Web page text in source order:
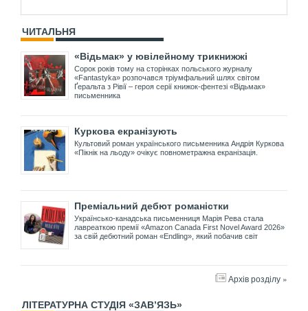
ЧИТАЛЬНЯ
«Відьмак» у ювілейному трикнижжі
Сорок років тому на сторінках польського журналу
«Fantastyka» розпочався тріумфальний шлях світом
Ґеральта з Рівії – героя серії книжок-фентезі «Відьмак»
письменника
Куркова екранізують
Культовий роман українського письменника Андрія Куркова
«Пікнік на льоду» очікує повнометражна екранізація.
Преміальний дебют романістки
Українсько-канадська письменниця Марія Рева стала
лавреаткою премії «Amazon Canada First Novel Award 2026»
за свій дебютний роман «Endling», який побачив світ
Архів розділу »
ЛІТЕРАТУРНА СТУДІЯ «ЗАВ’ЯЗЬ»